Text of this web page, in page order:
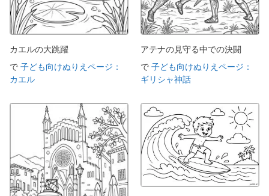
カエルの大跳躍
で 子ども向けぬりえページ：
カエル
アテナの見守る中での決闘
で 子ども向けぬりえページ：
ギリシャ神話